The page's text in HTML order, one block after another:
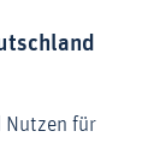
Nutzen für